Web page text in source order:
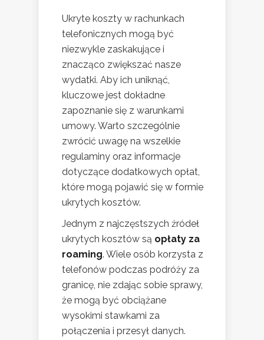
Ukryte koszty w rachunkach
telefonicznych mogą być
niezwykle zaskakujące i
znacząco zwiększać nasze
wydatki. Aby ich uniknąć,
kluczowe jest dokładne
zapoznanie się z warunkami
umowy. Warto szczególnie
zwrócić uwagę na wszelkie
regulaminy oraz informacje
dotyczące dodatkowych opłat,
które mogą pojawić się w formie
ukrytych kosztów.
Jednym z najczęstszych źródeł
ukrytych kosztów są opłaty za
roaming. Wiele osób korzysta z
telefonów podczas podróży za
granicę, nie zdając sobie sprawy,
że mogą być obciążane
wysokimi stawkami za
połączenia i przesył danych.